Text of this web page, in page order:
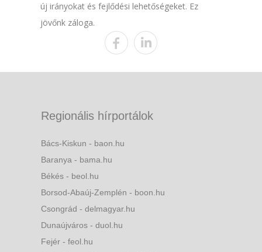
új irányokat és fejlődési lehetőségeket. Ez
jövőnk záloga.
Regionális hírportálok
Bács-Kiskun - baon.hu
Baranya - bama.hu
Békés - beol.hu
Borsod-Abaúj-Zemplén - boon.hu
Csongrád - delmagyar.hu
Dunaújváros - duol.hu
Fejér - feol.hu